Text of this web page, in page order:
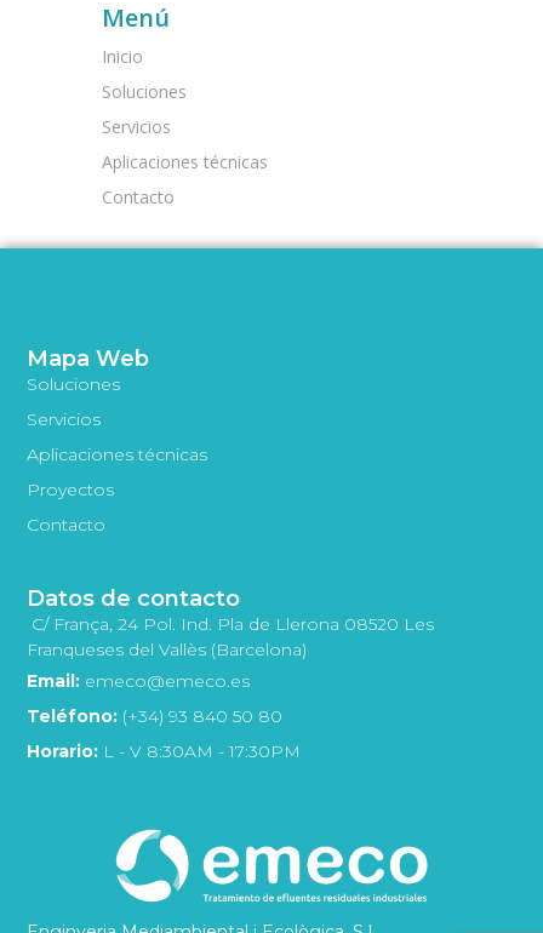
Menú
Inicio
Soluciones
Servicios
Aplicaciones técnicas
Contacto
Mapa Web
Soluciones
Servicios
Aplicaciones técnicas
Proyectos
Contacto
Datos de contacto
C/ França, 24 Pol. Ind. Pla de Llerona 08520 Les
Franqueses del Vallès (Barcelona)
Email: emeco@emeco.es
Teléfono: (+34) 93 840 50 80
Horario: L - V 8:30AM - 17:30PM